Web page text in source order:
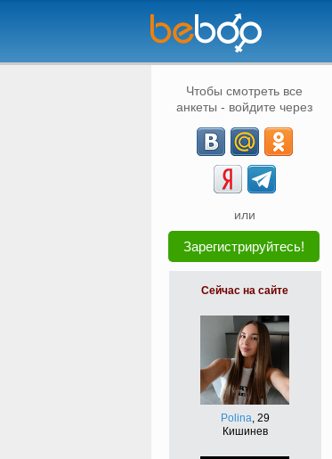
Чтобы смотреть все
анкеты - войдите через
или
Зарегистрируйтесь!
Сейчас на сайте
Polina, 29
Кишинев